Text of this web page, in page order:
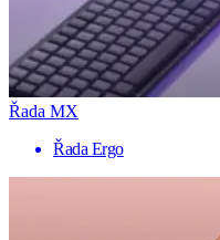
Řada MX
Řada Ergo